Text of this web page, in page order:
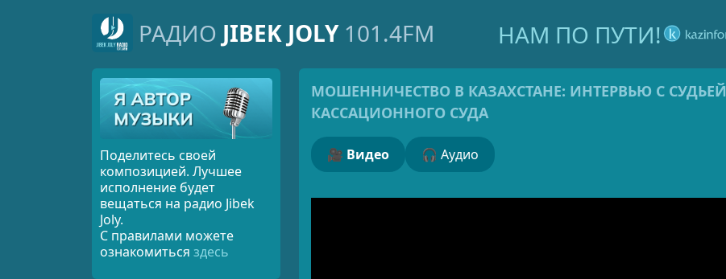
РАДИО JIBEK JOLY101.4FM НАМ ПО ПУТИ!
Поделитесь своей
композицией. Лучшее
исполнение будет
вещаться на радио Jibek
Joly.
С правилами можете
ознакомиться здесь
МОШЕННИЧЕСТВО В КАЗАХСТАНЕ: ИНТЕРВЬЮ С СУДЬЕЙ
КАССАЦИОННОГО СУДА
🎥 Видео 🎧 Аудио